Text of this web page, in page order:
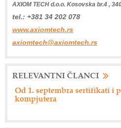
AXIOM TECH d.o.o. Kosovska br.4 ,
tel.: +381 34 202 078
www.axiomtech.rs
axiomtech@axiomtech.rs
RELEVANTNI ČLANCI
Od 1. septembra sertifikati i
kompjutera